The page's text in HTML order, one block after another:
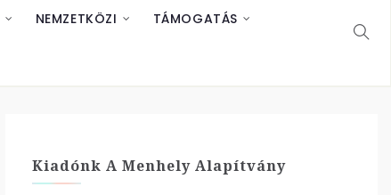
NEMZETKÖZI TÁMOGATÁS
Kiadónk A Menhely Alapítvány